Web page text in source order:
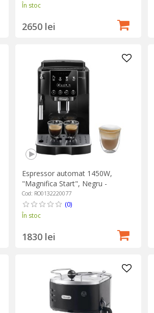
În stoc
2650 lei
Espressor automat 1450W,
"Magnifica Start", Negru -
DeLonghi
Cod: RO0132220077
(0)
În stoc
1830 lei